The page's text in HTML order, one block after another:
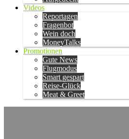
Videos
Reportagen
Fragenbot
Wein doch
MoneyTalks
Promotionen
Gute News
Flugmodus
Smart gespart
Reise-Glück
Meat & Greet